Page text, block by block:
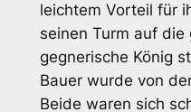
leichtem Vorteil für
seinen Turm auf
gegnerische König
Bauer wurde von
Beide waren sich